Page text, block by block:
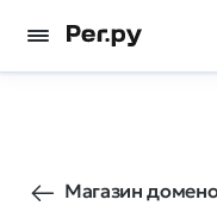
Магазин